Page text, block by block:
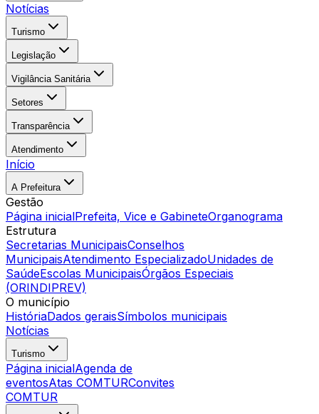
Notícias
Turismo
Legislação
Vigilância Sanitária
Setores
Transparência
Atendimento
Início
A Prefeitura
Gestão
Página inicialPrefeita, Vice e GabineteOrganograma
Estrutura
Secretarias MunicipaisConselhos
MunicipaisAtendimento EspecializadoUnidades de
SaúdeEscolas MunicipaisÓrgãos Especiais
(ORINDIPREV)
O município
HistóriaDados geraisSímbolos municipais
Notícias
Turismo
Página inicialAgenda de
eventosAtas COMTURConvites
COMTUR